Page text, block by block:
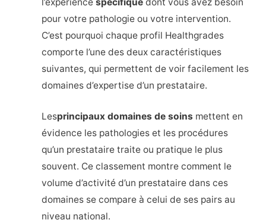
pour votre pathologie ou votre intervention.
C’est pourquoi chaque profil Healthgrades
comporte l’une des deux caractéristiques
suivantes, qui permettent de voir facilement les
domaines d’expertise d’un prestataire.
Lesprincipaux domaines de soins mettent en
évidence les pathologies et les procédures
qu’un prestataire traite ou pratique le plus
souvent. Ce classement montre comment le
volume d’activité d’un prestataire dans ces
domaines se compare à celui de ses pairs au
niveau national.